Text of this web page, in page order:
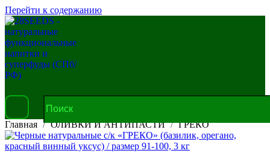
Перейти к содержанию
Главная ОЛИВКИ И АНТИПАСТИ ГРЕКО